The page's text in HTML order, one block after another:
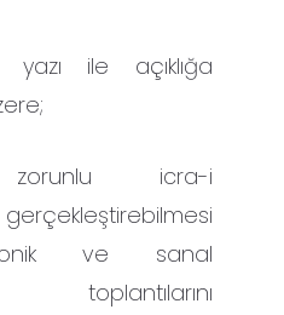
ile açıklığa
zorunlu icra-i
ve sanal
toplantılarını